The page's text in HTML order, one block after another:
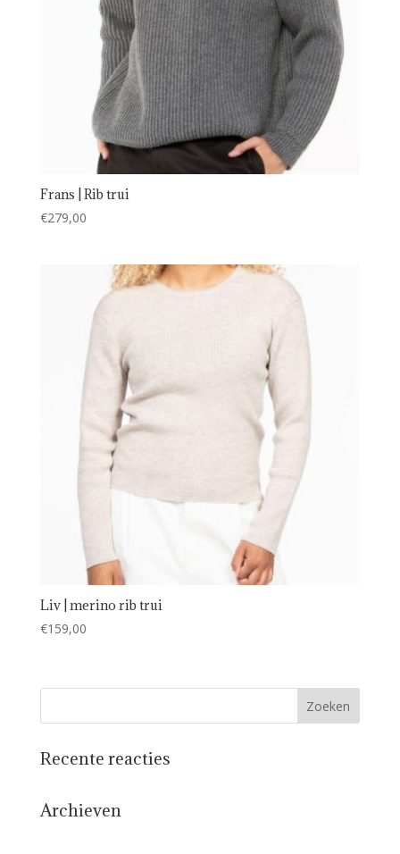
Frans | Rib trui
€279,00
Liv | merino rib trui
€159,00
Recente reacties
Archieven